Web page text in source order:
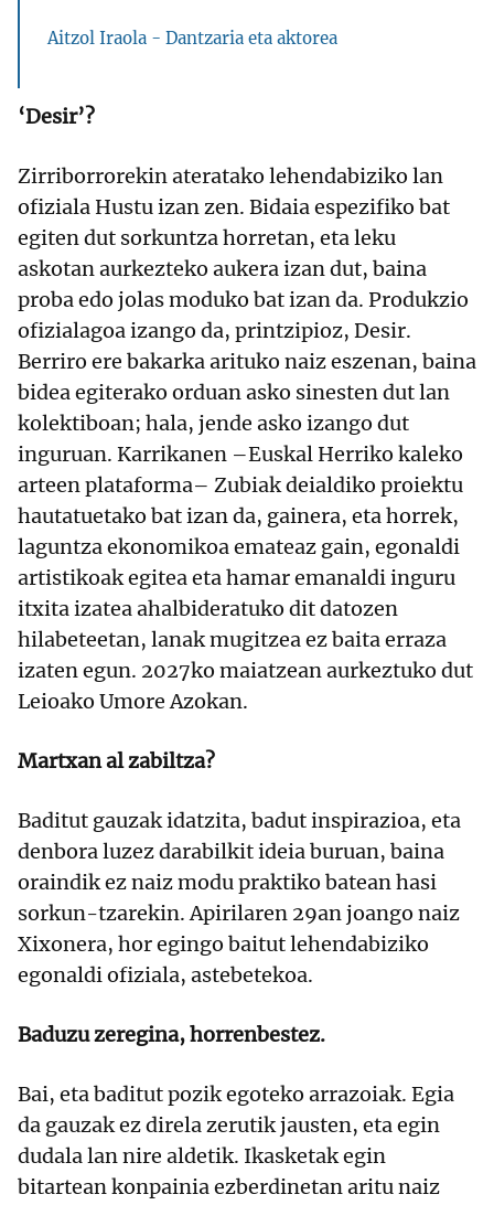
Aitzol Iraola - Dantzaria eta aktorea
‘Desir’?
Zirriborrorekin ateratako lehendabiziko lan
ofiziala Hustu izan zen. Bidaia espezifiko bat
egiten dut sorkuntza horretan, eta leku
askotan aurkezteko aukera izan dut, baina
proba edo jolas moduko bat izan da. Produkzio
ofizialagoa izango da, printzipioz, Desir.
Berriro ere bakarka arituko naiz eszenan, baina
bidea egiterako orduan asko sinesten dut lan
kolektiboan; hala, jende asko izango dut
inguruan. Karrikanen –Euskal Herriko kaleko
arteen plataforma– Zubiak deialdiko proiektu
hautatuetako bat izan da, gainera, eta horrek,
laguntza ekonomikoa emateaz gain, egonaldi
artistikoak egitea eta hamar emanaldi inguru
itxita izatea ahalbideratuko dit datozen
hilabeteetan, lanak mugitzea ez baita erraza
izaten egun. 2027ko maiatzean aurkeztuko dut
Leioako Umore Azokan.
Martxan al zabiltza?
Baditut gauzak idatzita, badut inspirazioa, eta
denbora luzez darabilkit ideia buruan, baina
oraindik ez naiz modu praktiko batean hasi
sorkun-tzarekin. Apirilaren 29an joango naiz
Xixonera, hor egingo baitut lehendabiziko
egonaldi ofiziala, astebetekoa.
Baduzu zeregina, horrenbestez.
Bai, eta baditut pozik egoteko arrazoiak. Egia
da gauzak ez direla zerutik jausten, eta egin
dudala lan nire aldetik. Ikasketak egin
bitartean konpainia ezberdinetan aritu naiz